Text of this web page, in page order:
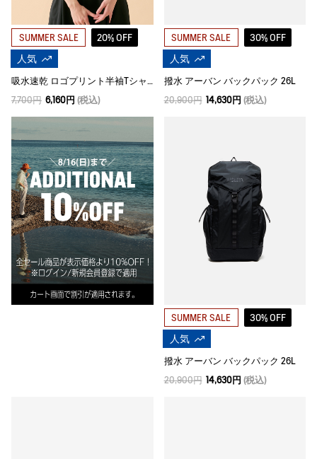
SUMMER SALE
20% OFF
人気
吸水速乾 ロゴプリント半袖Tシャツ
7,700円 6,160円 (税込)
SUMMER SALE
30% OFF
人気
撥水 アーバン バックパック 26L
20,900円 14,630円 (税込)
SUMMER SALE
30% OFF
人気
撥水 アーバン バックパック 26L
20,900円 14,630円 (税込)